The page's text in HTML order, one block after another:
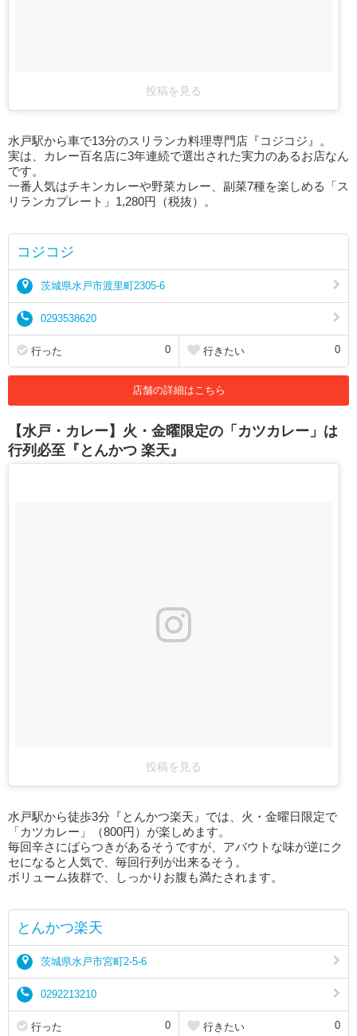
投稿を見る
水戸駅から車で13分のスリランカ料理専門店『コジコジ』。
実は、カレー百名店に3年連続で選出された実力のあるお店なん
です。
一番人気はチキンカレーや野菜カレー、副菜7種を楽しめる「ス
リランカプレート」1,280円（税抜）。
コジコジ
茨城県水戸市渡里町2305-6
0293538620
行った 0 行きたい 0
店舗の詳細はこちら
【水戸・カレー】火・金曜限定の「カツカレー」は
行列必至『とんかつ 楽天』
投稿を見る
水戸駅から徒歩3分『とんかつ楽天』では、火・金曜日限定で
「カツカレー」（800円）が楽しめます。
毎回辛さにばらつきがあるそうですが、アバウトな味が逆にク
セになると人気で、毎回行列が出来るそう。
ボリューム抜群で、しっかりお腹も満たされます。
とんかつ楽天
茨城県水戸市宮町2-5-6
0292213210
行った 0 行きたい 0